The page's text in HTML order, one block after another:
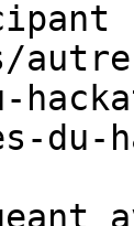
du-